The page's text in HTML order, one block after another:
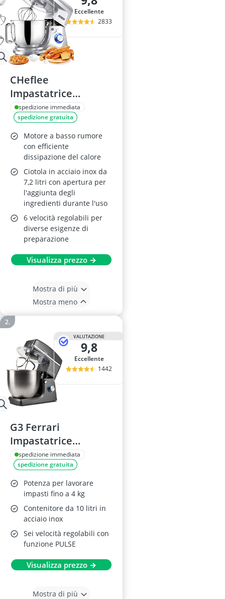
Eccellente
2833
CHeflee
Impastatrice
Planetaria 7,2L
1800W
spedizione immediata
spedizione gratuita
Motore a basso rumore
con efficiente
dissipazione del calore
Ciotola in acciaio inox da
7,2 litri con apertura per
l'aggiunta degli
ingredienti durante l'uso
6 velocità regolabili per
diverse esigenze di
preparazione
Visualizza prezzo →
Mostra di più
Mostra meno
VALUTAZIONE
9,8
Eccellente
1442
G3 Ferrari
Impastatrice
Planetaria G20113,
1500 W, Nero/Acciaio
spedizione immediata
spedizione gratuita
Potenza per lavorare
impasti fino a 4 kg
Contenitore da 10 litri in
acciaio inox
Sei velocità regolabili con
funzione PULSE
Visualizza prezzo →
Mostra di più